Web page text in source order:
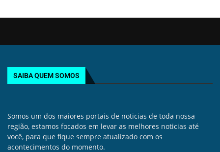
SAIBA QUEM SOMOS
Somos um dos maiores portais de noticias de toda nossa
região, estamos focados em levar as melhores noticias até
você, para que fique sempre atualizado com os
acontecimentos do momento.